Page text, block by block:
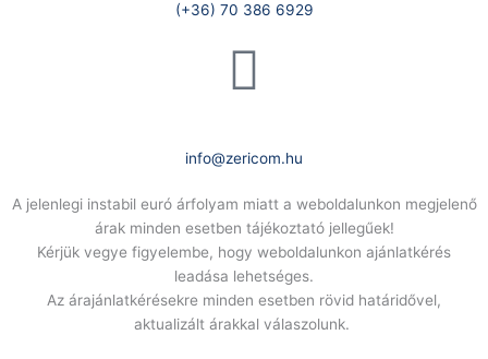
(+36) 70 386 6929
info@zericom.hu
A jelenlegi instabil euró árfolyam miatt a weboldalunkon megjelenő
árak minden esetben tájékoztató jellegűek!
Kérjük vegye figyelembe, hogy weboldalunkon ajánlatkérés
leadása lehetséges.
Az árajánlatkérésekre minden esetben rövid határidővel,
aktualizált árakkal válaszolunk.